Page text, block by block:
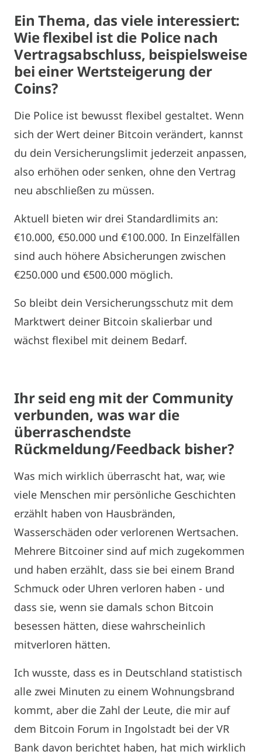
Ein Thema, das viele interessiert:
Wie flexibel ist die Police nach
Vertragsabschluss, beispielsweise
bei einer Wertsteigerung der
Coins?
Die Police ist bewusst flexibel gestaltet. Wenn
sich der Wert deiner Bitcoin verändert, kannst
du dein Versicherungslimit jederzeit anpassen,
also erhöhen oder senken, ohne den Vertrag
neu abschließen zu müssen.
Aktuell bieten wir drei Standardlimits an:
€10.000, €50.000 und €100.000. In Einzelfällen
sind auch höhere Absicherungen zwischen
€250.000 und €500.000 möglich.
So bleibt dein Versicherungsschutz mit dem
Marktwert deiner Bitcoin skalierbar und
wächst flexibel mit deinem Bedarf.
Ihr seid eng mit der Community
verbunden, was war die
überraschendste
Rückmeldung/Feedback bisher?
Was mich wirklich überrascht hat, war, wie
viele Menschen mir persönliche Geschichten
erzählt haben von Hausbränden,
Wasserschäden oder verlorenen Wertsachen.
Mehrere Bitcoiner sind auf mich zugekommen
und haben erzählt, dass sie bei einem Brand
Schmuck oder Uhren verloren haben - und
dass sie, wenn sie damals schon Bitcoin
besessen hätten, diese wahrscheinlich
mitverloren hätten.
Ich wusste, dass es in Deutschland statistisch
alle zwei Minuten zu einem Wohnungsbrand
kommt, aber die Zahl der Leute, die mir auf
dem Bitcoin Forum in Ingolstadt bei der VR
Bank davon berichtet haben, hat mich wirklich